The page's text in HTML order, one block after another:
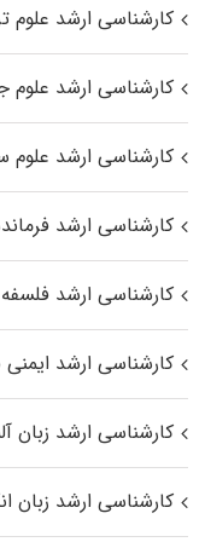
کارشناسی ارشد علوم
کارشناسی ارشد علوم
کارشناسی ارشد علوم
کارشناسی ارشد
کارشناسی ارشد فلسفه
کارشناسی ارشد
کارشناسی ارشد زبان
کارشناسی ارشد زبان